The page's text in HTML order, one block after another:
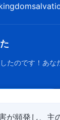
たのです！あな
が頻発し、主